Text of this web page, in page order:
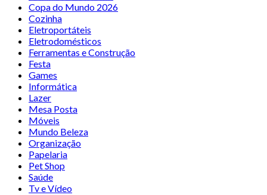
Copa do Mundo 2026
Cozinha
Eletroportáteis
Eletrodomésticos
Ferramentas e Construção
Festa
Games
Informática
Lazer
Mesa Posta
Móveis
Mundo Beleza
Organização
Papelaria
Pet Shop
Saúde
Tv e Vídeo